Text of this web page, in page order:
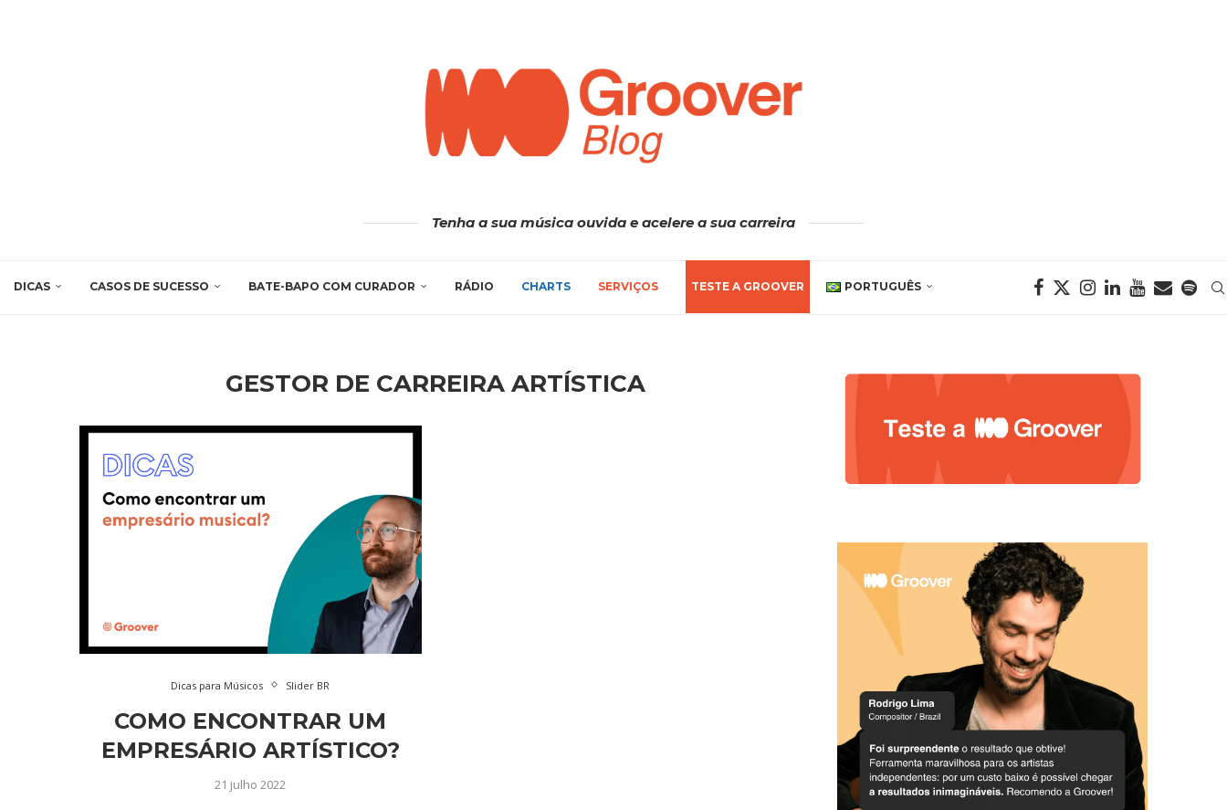
Tenha a sua música ouvida e acelere a sua carreira
DICAS CASOS DE SUCESSO BATE-BAPO COM CURADOR RÁDIO CHARTS SERVIÇOS TESTE A GROOVER PORTUGUÊS
GESTOR DE CARREIRA ARTÍSTICA
Dicas para Músicos Slider BR
COMO ENCONTRAR UM
EMPRESÁRIO ARTÍSTICO?
21 julho 2022